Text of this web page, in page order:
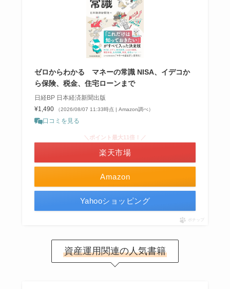
ゼロからわかる マネーの常識 NISA、イデコか
ら保険、税金、住宅ローンまで
日経BP 日本経済新聞出版
¥1,490
（2026/08/07 11:33時点 | Amazon調べ）
口コミを見る
Amazon
＼ポイント最大11倍！／
楽天市場
Yahooショッピング
ポチップ
資産運用関連の人気書籍